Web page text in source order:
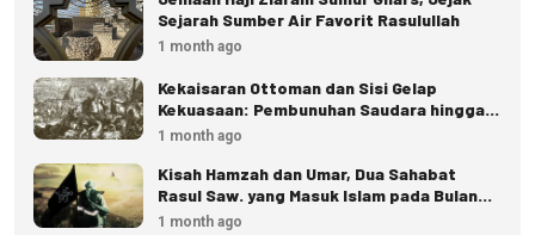
Sejarah Sumber Air Favorit Rasulullah
1 month ago
Kekaisaran Ottoman dan Sisi Gelap
Kekuasaan: Pembunuhan Saudara hingga
Eksekusi Istana
1 month ago
Kisah Hamzah dan Umar, Dua Sahabat
Rasul Saw. yang Masuk Islam pada Bulan
Dzulhijjah
1 month ago